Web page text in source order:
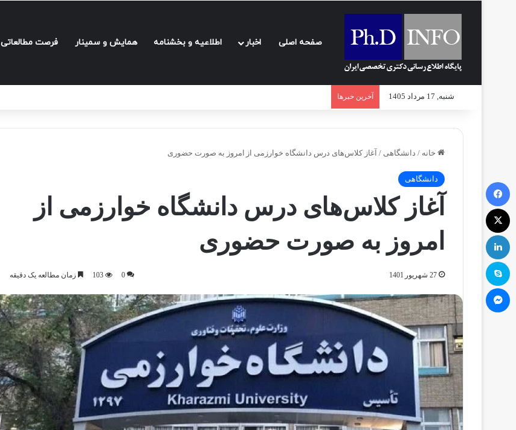
صفحه اصلی اخبار اطلاعیه و بخشنامه‌ همایش و سمینار فرصت مطالعاتی
شنبه, 17 مرداد 1405 آخرین خبرها
خانه / دانشگاهی / آغاز کلاس‌های درس دانشگاه خوارزمی از امروز به صورت حضوری
دانشگاهی
آغاز کلاس‌های درس دانشگاه خوارزمی از
امروز به صورت حضوری
27 شهریور 1401 0
103 زمان مطالعه یک دقیقه